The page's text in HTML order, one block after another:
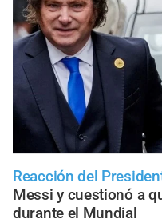
Reacción del
Messi y cuestionó a
durante el Mundial